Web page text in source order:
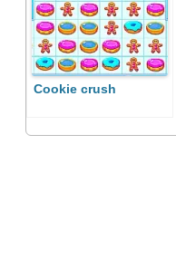
Cookie crush